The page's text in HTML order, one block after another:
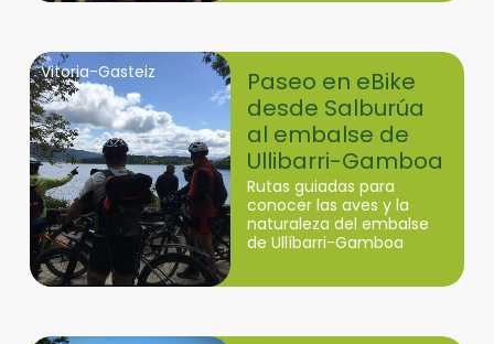
Vitoria-Gasteiz
Paseo en eBike
desde Salburúa
al embalse de
Ullibarri-Gamboa
Rutas guiadas para
conocer las aves y la
naturaleza del embalse
de Ullíbarri-Gamboa